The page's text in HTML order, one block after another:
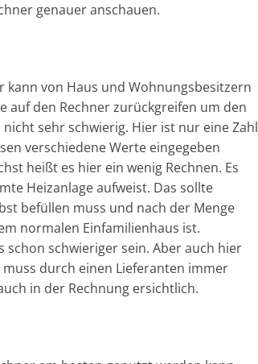
genauer anschauen.
kann von Haus und Wohnungsbesitzern
auf den Rechner zurückgreifen um den
sehr schwierig. Hier ist nur eine Zahl
verschiedene Werte eingegeben
heißt es hier ein wenig Rechnen. Es
Heizanlage aufweist. Das sollte
befüllen muss und nach der Menge
normalen Einfamilienhaus ist.
schwieriger sein. Aber auch hier
durch einen Lieferanten immer
in der Rechnung ersichtlich.